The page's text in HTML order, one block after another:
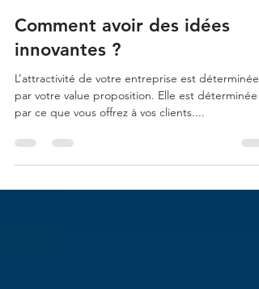
Strategeex software
25 mai 2022
5 min de lecture
Comment avoir des idées
innovantes ?
L’attractivité de votre entreprise est déterminée